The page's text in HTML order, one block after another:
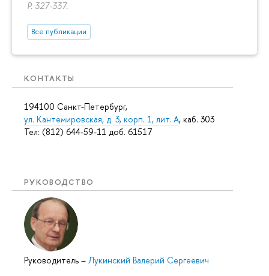
P. 327-337.
Все публикации
КОНТАКТЫ
194100 Санкт-Петербург,
ул. Кантемировская, д. 3, корп. 1, лит. А, каб. 303
Тел: (812) 644-59-11 доб. 61517
РУКОВОДСТВО
Руководитель – Лукинский Валерий Сергеевич